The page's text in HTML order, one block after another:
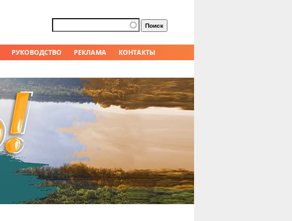
РУКОВОДСТВО РЕКЛАМА КОНТАКТЫ
Форма поиска
Поиск